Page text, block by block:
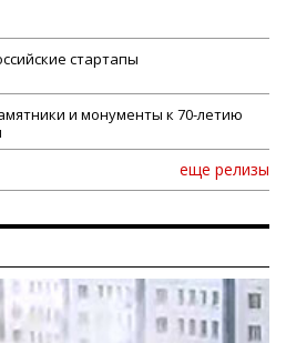
стартапы
и монументы к 70-летию
еще релизы